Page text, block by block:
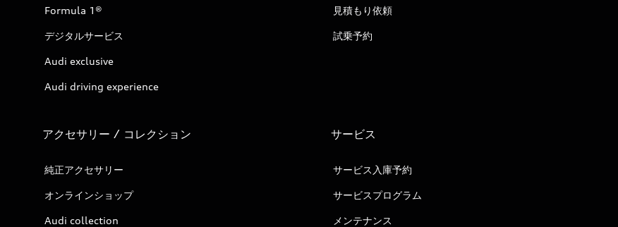
Formula 1®
デジタルサービス
Audi exclusive
Audi driving experience
見積もり依頼
試乗予約
アクセサリー / コレクション
純正アクセサリー
オンラインショップ
Audi collection
サービス
サービス入庫予約
サービスプログラム
メンテナンス